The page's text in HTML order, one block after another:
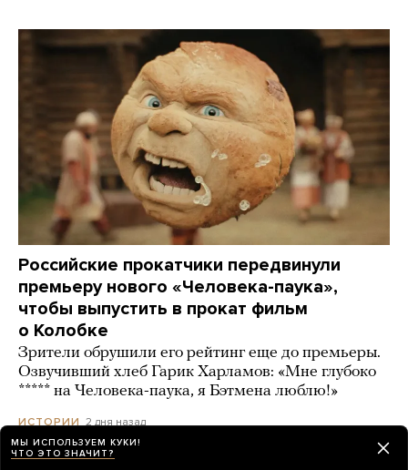
Российские прокатчики передвинули
премьеру нового «Человека-паука»,
чтобы выпустить в прокат фильм
о Колобке
Зрители обрушили его рейтинг еще до премьеры.
Озвучивший хлеб Гарик Харламов: «Мне глубоко
***** на Человека-паука, я Бэтмена люблю!»
ИСТОРИИ 2 дня назад
МЫ ИСПОЛЬЗУЕМ КУКИ!
ЧТО ЭТО ЗНАЧИТ?